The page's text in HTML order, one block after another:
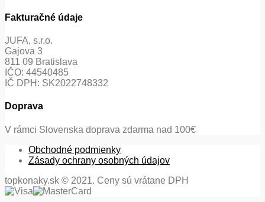
Fakturačné údaje
JUFA, s.r.o.
Gajova 3
811 09 Bratislava
IČO: 44540485
IČ DPH: SK2022748332
Doprava
V rámci Slovenska doprava zdarma nad 100€
Obchodné podmienky
Zásady ochrany osobných údajov
topkonaky.sk © 2021. Ceny sú vrátane DPH